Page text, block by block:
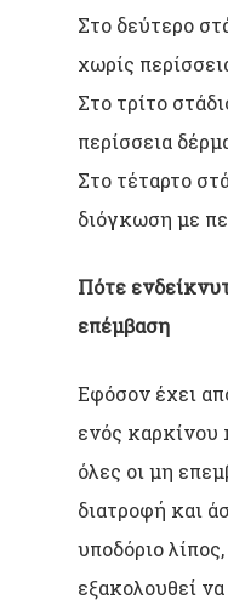
Στο δεύτερο
χωρίς
Στο τρίτο
περίσσεια
Στο τέταρτο
διόγκωση με
Πότε
επέμβαση
Εφόσον έχει
ενός καρκίνου
όλες οι μη
διατροφή και
υποδόριο
εξακολουθεί